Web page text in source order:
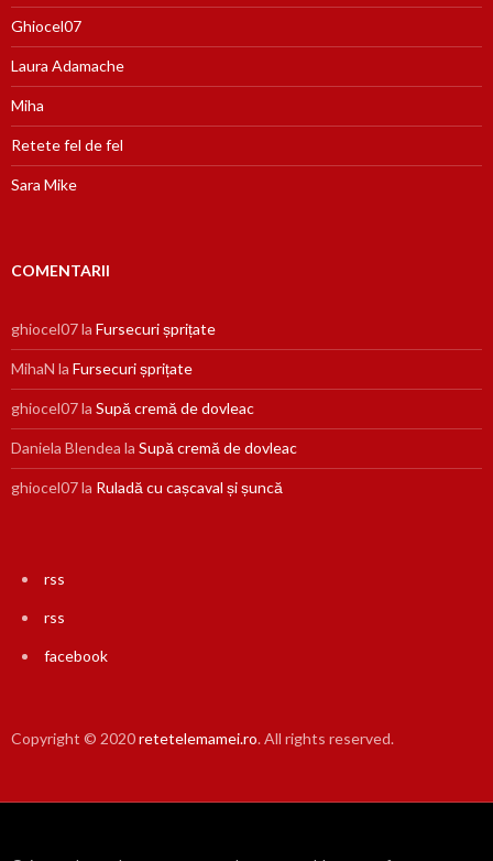
Ghiocel07
Laura Adamache
Miha
Retete fel de fel
Sara Mike
COMENTARII
ghiocel07la Fursecuri șprițate
MihaN la Fursecuri șprițate
ghiocel07la Supă cremă de dovleac
Daniela Blendea la Supă cremă de dovleac
ghiocel07la Ruladă cu cașcaval și șuncă
rss
rss
facebook
Copyright © 2020retetelemamei.ro. All rights reserved.